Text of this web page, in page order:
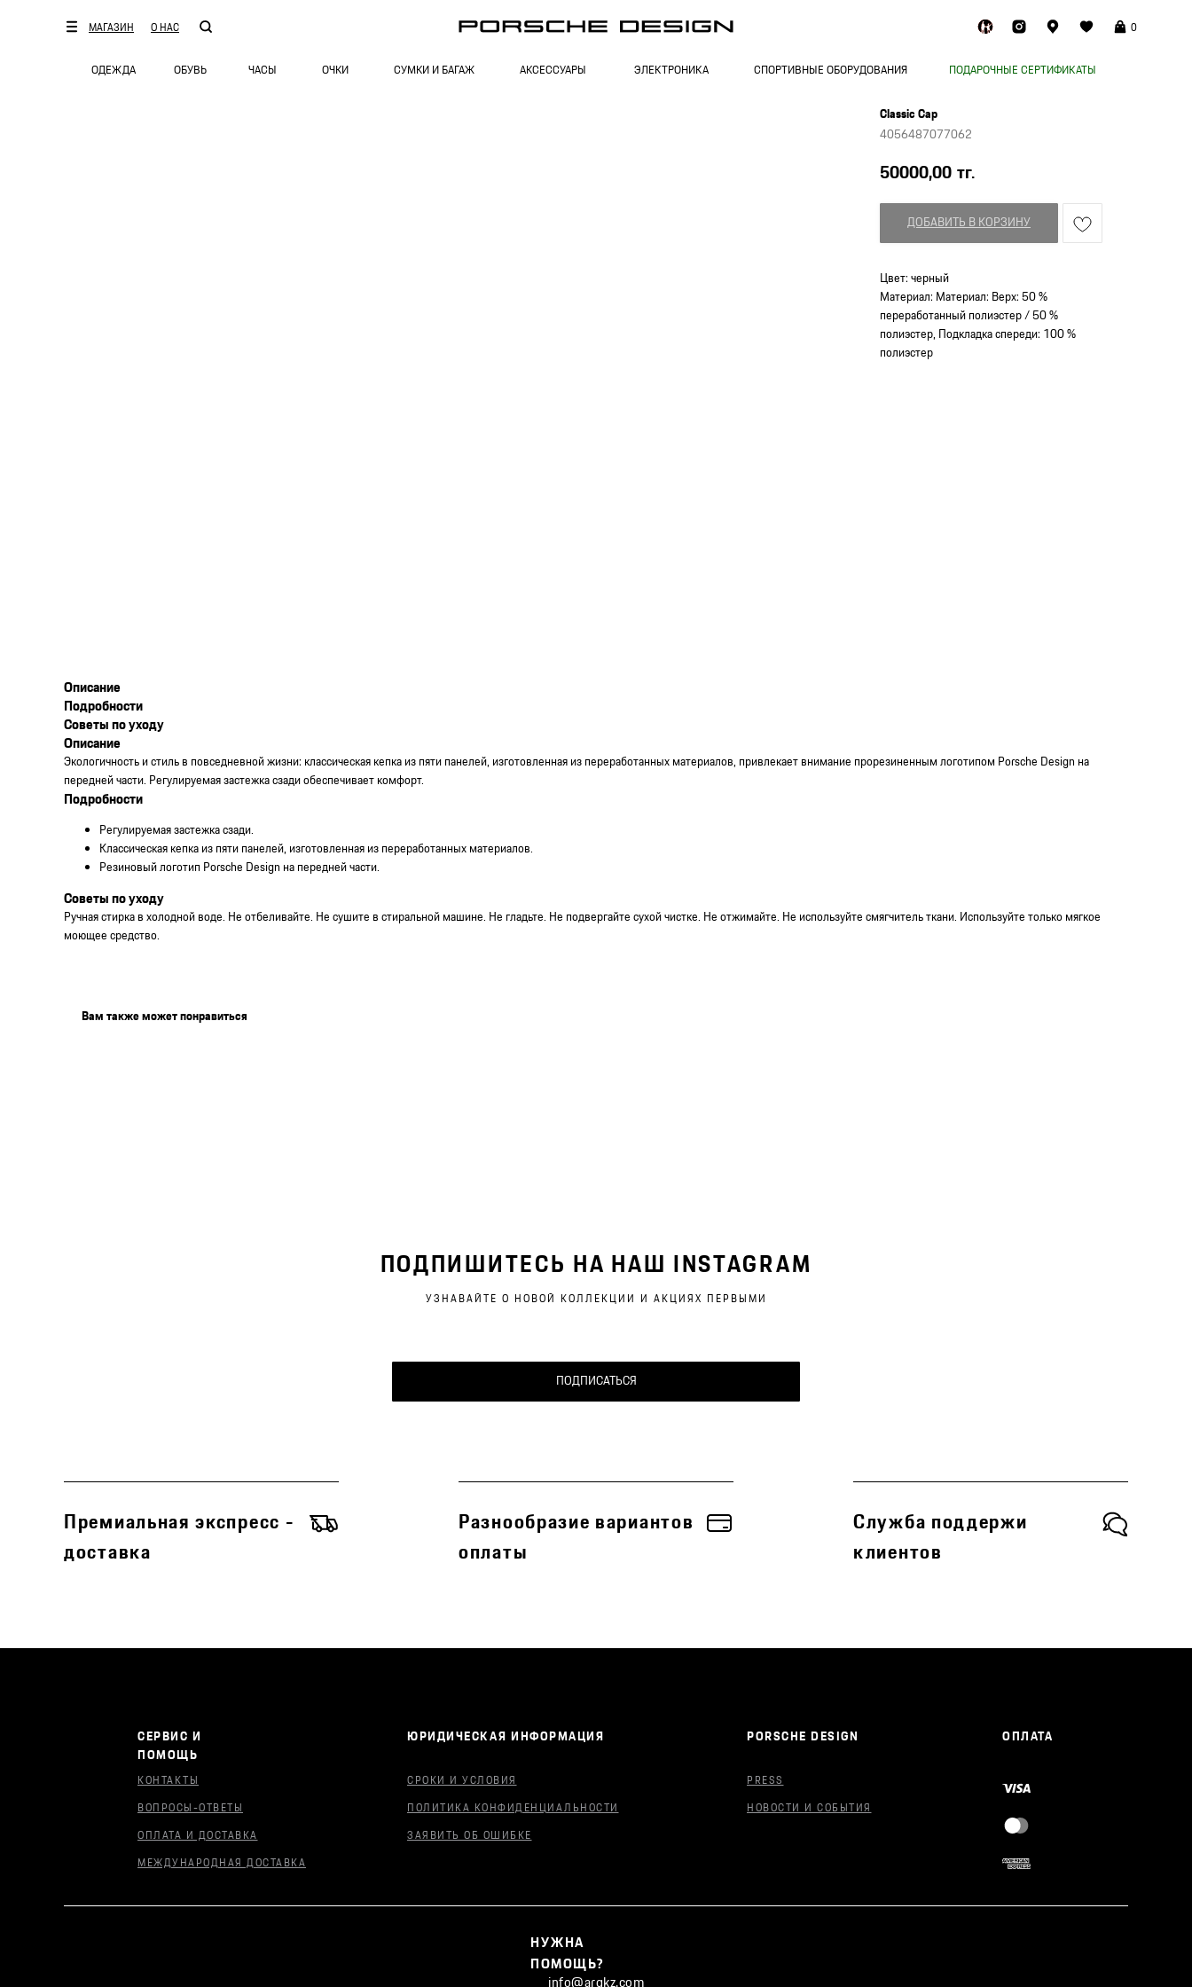
МАГАЗИН О НАС 0
ОДЕЖДА ОБУВЬ ЧАСЫ ОЧКИ АКСЕССУАРЫ
СУМКИ И БАГАЖ ЭЛЕКТРОНИКА СПОРТИВНЫЕ ОБОРУДОВАНИЯ ПОДАРОЧНЫЕ СЕРТИФИКАТЫ
Classic Cap
4056487077062
50000,00 тг.
ДОБАВИТЬ В КОРЗИНУ
Цвет: черный
Материал: Материал: Верх: 50 %
переработанный полиэстер / 50 %
полиэстер, Подкладка спереди: 100 %
полиэстер
Описание
Подробности
Советы по уходу
Описание
Экологичность и стиль в повседневной жизни: классическая кепка из пяти панелей, изготовленная из переработанных материалов, привлекает внимание прорезиненным логотипом Porsche Design на
передней части. Регулируемая застежка сзади обеспечивает комфорт.
Подробности
Регулируемая застежка сзади.
Классическая кепка из пяти панелей, изготовленная из переработанных материалов.
Резиновый логотип Porsche Design на передней части.
Советы по уходу
Ручная стирка в холодной воде. Не отбеливайте. Не сушите в стиральной машине. Не гладьте. Не подвергайте сухой чистке. Не отжимайте. Не используйте смягчитель ткани. Используйте только мягкое
моющее средство.
Вам также может понравиться
ПОДПИШИТЕСЬ НА НАШ INSTAGRAM
УЗНАВАЙТЕ О НОВОЙ КОЛЛЕКЦИИ И АКЦИЯХ ПЕРВЫМИ
ПОДПИСАТЬСЯ
Премиальная экспресс -
доставка
Разнообразие вариантов
оплаты
Служба поддержи
клиентов
СЕРВИС И
ПОМОЩЬ
КОНТАКТЫ
ВОПРОСЫ-ОТВЕТЫ
ОПЛАТА И ДОСТАВКА
МЕЖДУНАРОДНАЯ ДОСТАВКА
ЮРИДИЧЕСКАЯ ИНФОРМАЦИЯ
СРОКИ И УСЛОВИЯ
ПОЛИТИКА КОНФИДЕНЦИАЛЬНОСТИ
ЗАЯВИТЬ ОБ ОШИБКЕ
PORSCHE DESIGN
PRESS
ОПЛАТА
НУЖНА
ПОМОЩЬ?
НОВОСТИ И СОБЫТИЯ